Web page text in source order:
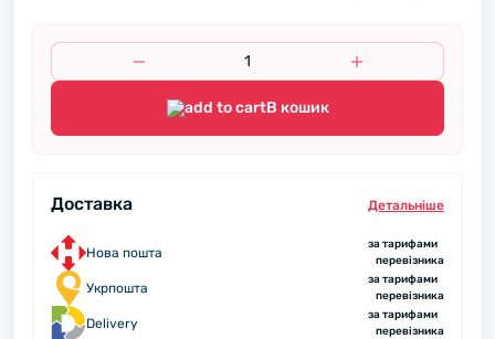
В кошик
Доставка Детальнiше
Нова пошта
за тарифами
перевізника
Укрпошта
за тарифами
перевізника
Delivery
за тарифами
перевізника